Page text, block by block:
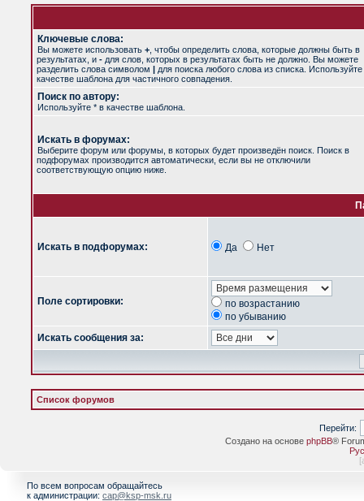
Ключевые слова:
Вы можете использовать + , чтобы определить слова, которые должны быть в
результатах, и - для слов, которых в результатах быть не должно. Вы можете
разделить слова символом | для поиска любого слова из списка. Используйте
качестве шаблона для частичного совпадения.
Поиск по автору:
Используйте * в качестве шаблона.
Искать в форумах:
Выберите форум или форумы, в которых будет произведён поиск. Поиск в
подфорумах производится автоматически, если вы не отключили
соответствующую опцию ниже.
Искать в подфорумах: Да Нет
Поле сортировки:
по возрастанию
по убыванию
Искать сообщения за:
Список форумов
Перейти:
Создано на основе phpBB®
[
По всем вопросам обращайтесь
к администрации: cap@ksp-msk.ru